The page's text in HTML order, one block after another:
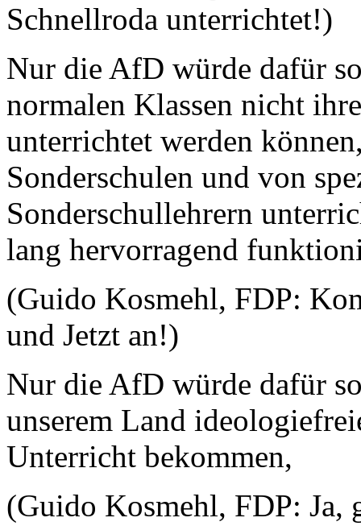
Schnellroda unterrichtet!)
Nur die AfD würde dafür
normalen Klassen nicht
unterrichtet werden
Sonderschulen und von
Sonderschullehrern
lang hervorragend
(Guido Kosmehl, FDP:
und Jetzt an!)
Nur die AfD würde dafür
unserem Land
Unterricht bekommen,
(Guido Kosmehl, FDP: Ja,